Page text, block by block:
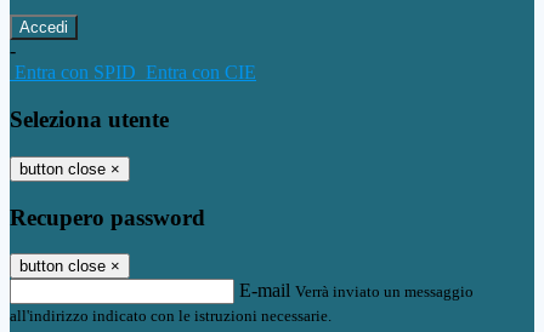
-
Entra con SPID Entra con CIE
Seleziona utente
button close ×
Recupero password
button close ×
E-mail Verrà inviato un messaggio
all'indirizzo indicato con le istruzioni necessarie.